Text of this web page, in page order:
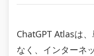
ChatGPT Atlasは
なく、インターネ